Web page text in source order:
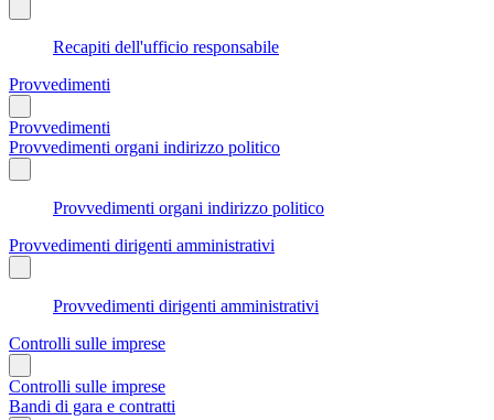
Recapiti dell'ufficio responsabile
Provvedimenti
Provvedimenti
Provvedimenti organi indirizzo politico
Provvedimenti organi indirizzo politico
Provvedimenti dirigenti amministrativi
Provvedimenti dirigenti amministrativi
Controlli sulle imprese
Controlli sulle imprese
Bandi di gara e contratti